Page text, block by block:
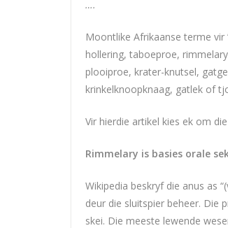
….
Moontlike Afrikaanse terme
hollering, taboeproe,
plooiproe, krater-knutsel,
krinkelknoopknaag, gatlek of
Vir hierdie artikel kies ek om
Rimmelary is basies orale
Wikipedia beskryf die anus as
deur die sluitspier beheer. Die
skei. Die meeste lewende